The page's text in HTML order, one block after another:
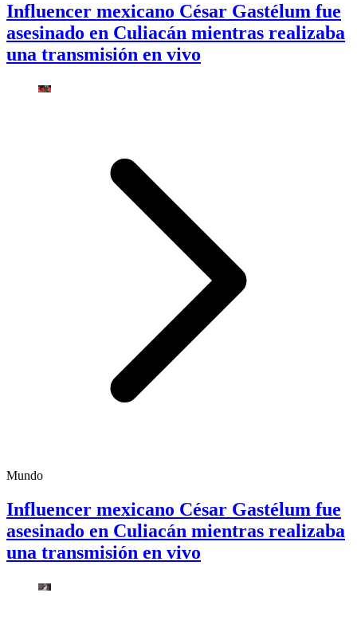
Influencer mexicano César Gastélum fue
asesinado en Culiacán mientras realizaba
una transmisión en vivo
Mundo
Influencer mexicano César Gastélum fue
asesinado en Culiacán mientras realizaba
una transmisión en vivo